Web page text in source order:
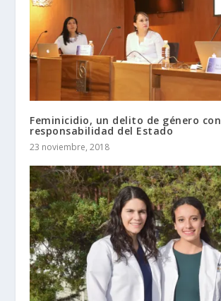
Feminicidio, un delito de género con
responsabilidad del Estado
23 noviembre, 2018